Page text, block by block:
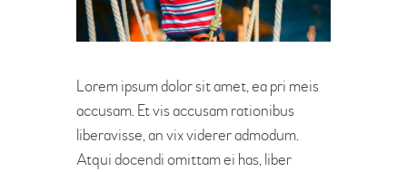
Lorem ipsum dolor sit amet, ea pri meis
accusam. Et vis accusam rationibus
liberavisse, an vix viderer admodum.
Atqui docendi omittam ei has, liber